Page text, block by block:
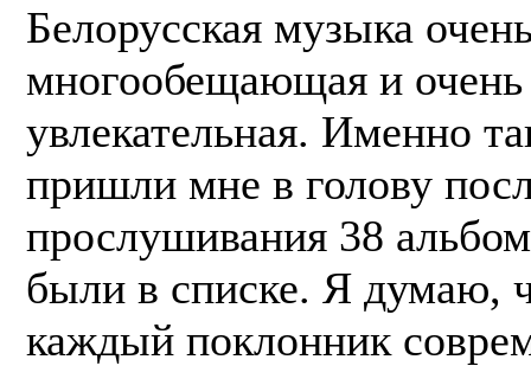
Белорусская музыка
многообещающая и очень
увлекательная. Именно
пришли мне в голову
прослушивания 38
были в списке. Я думаю,
каждый поклонник